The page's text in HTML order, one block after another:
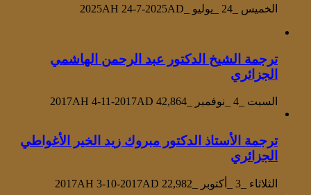
الخميس _24 _يوليو _2025AH 24-7-2025AD
ترجمة الشيخ الدكتور عبد الرحمن الهاشمي
الجزائري
السبت _4 _نوفمبر _2017AH 4-11-2017AD 42,864
ترجمة الأستاذ الدكتور مبروك زيد الخير الأغواطي
الجزائري
الثلاثاء _3 _أكتوبر _2017AH 3-10-2017AD 22,982